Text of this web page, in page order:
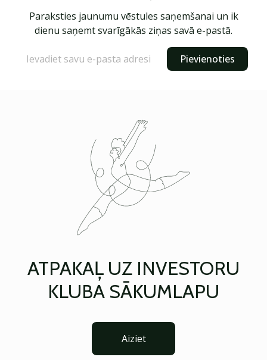
Paraksties jaunumu vēstules saņemšanai un ik
dienu saņemt svarīgākās ziņas savā e-pastā.
Pievienoties
ATPAKAĻ UZ INVESTORU
KLUBA SĀKUMLAPU
Aiziet